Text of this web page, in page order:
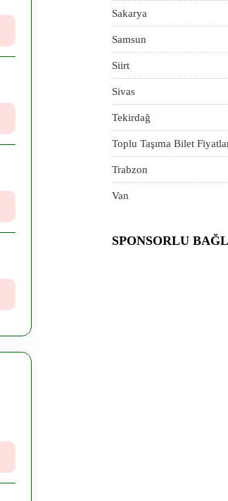
Sakarya
Samsun
Siirt
Sivas
Tekirdağ
Toplu Taşıma Bilet
Trabzon
Van
SPONSORLU